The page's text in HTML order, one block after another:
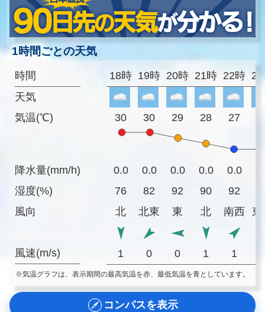
1時間ごとの天気
時間
天気
気温(℃)
降水量(mm/h)
湿度(%)
風向
風速(m/s)
18時 19時 20時 21時 22時
30 30 29 28 27
0.0 0.0 0.0 0.0 0.0
76
82 92 90 92
北
北東 東 北 南西 東
1 0 0 1 1
※気温グラフは、表示期間の最高気温を赤、最低気温を青としています。
コンパスを表示